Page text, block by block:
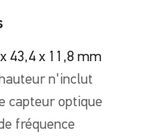
43,4 x 11,8 mm
n'inclut
capteur optique
fréquence